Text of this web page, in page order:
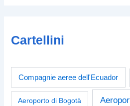
Cartellini
Compagnie aeree dell'Ecuador
Aeroporto di Bogotà